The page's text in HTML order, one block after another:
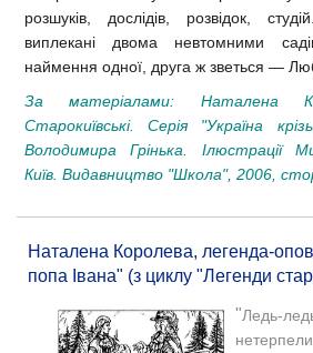
розшуків, дослідів, розвідок,
виплекані двома невтомними
наймення одної, друга ж зветься —
За матеріалами: Наталена
Старокиївські. Серія "Україна
Володимира Грінька. Ілюстрації
Київ. Видавництво "Школа", 2006,
Наталена Королева, легенда-
попа Івана" (з циклу "Легенди
"Ледь-